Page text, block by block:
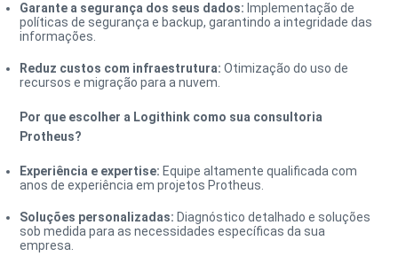
Garante a segurança dos seus dados: Implementação de
políticas de segurança e backup, garantindo a integridade das
informações.
Reduz custos com infraestrutura: Otimização do uso de
recursos e migração para a nuvem.
Por que escolher a Logithink como sua consultoria
Protheus?
Experiência e expertise: Equipe altamente qualificada com
anos de experiência em projetos Protheus.
Soluções personalizadas: Diagnóstico detalhado e soluções
sob medida para as necessidades específicas da sua
empresa.